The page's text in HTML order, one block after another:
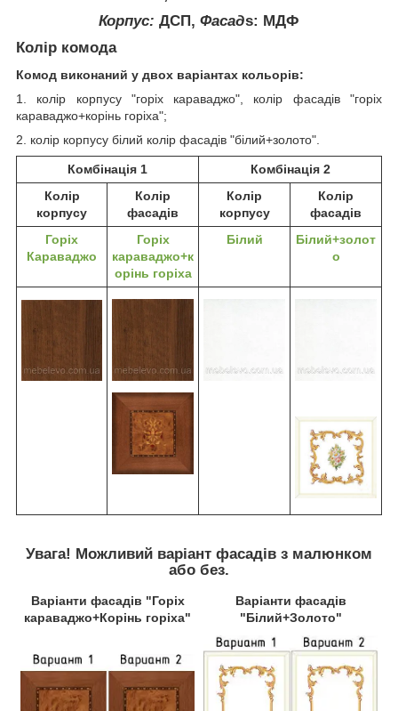
Корпус: ДСП, Фасадs: МДФ
Колір комода
Комод виконаний у двох варіантах кольорів:
1. колір корпусу "горіх караваджо", колір фасадів "горіх
караваджо+корінь горіха";
2. колір корпусу білий колір фасадів "білий+золото".
Комбінація 1
Комбінація 2
Колір
корпусу
Колір
фасадів
Колір
корпусу
Колір
фасадів
Горіх
Караваджо
Горіх
караваджо+к
орінь горіха
Білий
Білий+золот
о
Увага! Можливий варіант фасадів з малюнком
або без.
Варіанти фасадів "Горіх
караваджо+Корінь горіха"
Варіанти фасадів
"Білий+Золото"